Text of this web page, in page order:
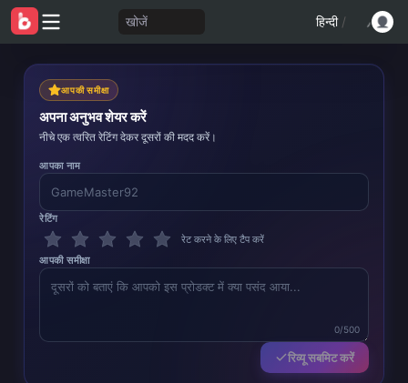
खोजें हिन्दी /
आपकी समीक्षा
अपना अनुभव शेयर करें
नीचे एक त्वरित रेटिंग देकर दूसरों की मदद करें।
आपका नाम
रेटिंग
रेट करने के लिए टैप करें
आपकी समीक्षा
0/500
रिव्यू सबमिट करें